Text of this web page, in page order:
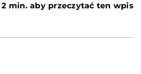
min. aby przeczytać ten wpis